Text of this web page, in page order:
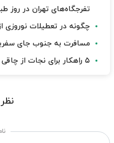
تفرجگاه‌های تهران در روز
چگونه در تعطیلات نوروزی
مسافرت به جنوب جای
۵ راهکار برای نجات از چاقی نوروزی